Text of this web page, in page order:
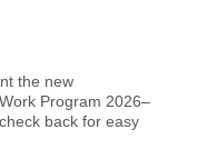
the new
Program 2026–
back for easy